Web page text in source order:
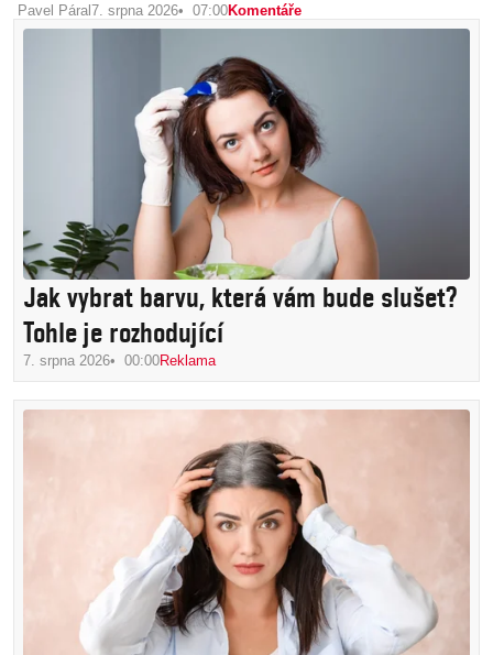
Pavel Páral 7. srpna 2026 07:00Komentáře
Jak vybrat barvu, která vám bude slušet?
Tohle je rozhodující
7. srpna 2026 00:00Reklama